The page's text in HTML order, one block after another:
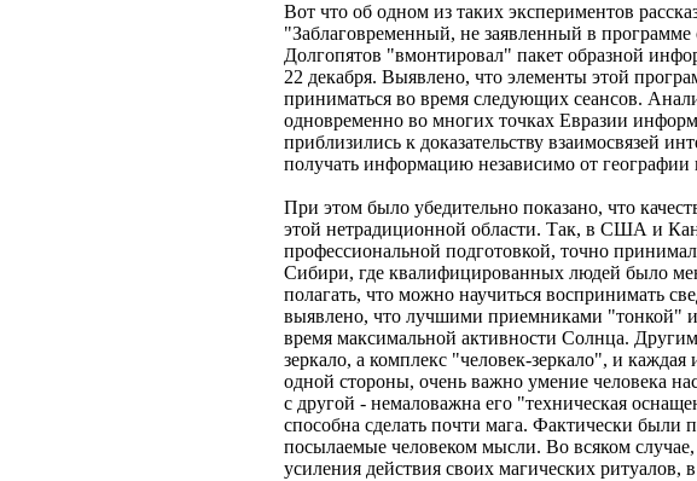
Вот что об одном из таких экспериментов
"Заблаговременный, не заявленный в программе
Долгопятов "вмонтировал" пакет образной
22 декабря. Выявлено, что элементы этой
приниматься во время следующих сеансов.
одновременно во многих точках Евразии
приблизились к доказательству взаимосвязей
получать информацию независимо от
При этом было убедительно показано, что
этой нетрадиционной области. Так, в США и
профессиональной подготовкой, точно
Сибири, где квалифицированных людей было
полагать, что можно научиться воспринимать
выявлено, что лучшими приемниками "тонкой"
время максимальной активности Солнца.
зеркало, а комплекс "человек-зеркало", и
одной стороны, очень важно умение человека
с другой - немаловажна его "техническая
способна сделать почти мага. Фактически были
посылаемые человеком мысли. Во всяком
усиления действия своих магических ритуалов,